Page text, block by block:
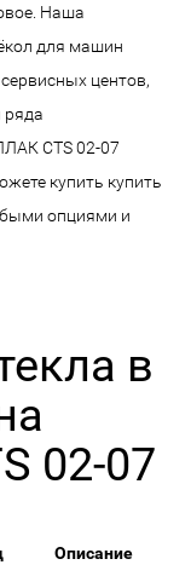
Наша
для машин
центов,
CTS 02-07
купить купить
опциями и
в
02-07
Описание